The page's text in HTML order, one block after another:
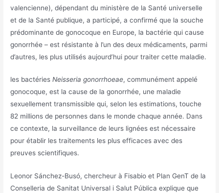
valencienne), dépendant du ministère de la Santé universelle
et de la Santé publique, a participé, a confirmé que la souche
prédominante de gonocoque en Europe, la bactérie qui cause
gonorrhée – est résistante à l’un des deux médicaments, parmi
d’autres, les plus utilisés aujourd’hui pour traiter cette maladie.
les bactériesNeisseria gonorrhoeae, communément appelé
gonocoque, est la cause de la gonorrhée, une maladie
sexuellement transmissible qui, selon les estimations, touche
82 millions de personnes dans le monde chaque année. Dans
ce contexte, la surveillance de leurs lignées est nécessaire
pour établir les traitements les plus efficaces avec des
preuves scientifiques.
Leonor Sánchez-Busó, chercheur à Fisabio et Plan GenT de la
Conselleria de Sanitat Universal i Salut Pública explique que